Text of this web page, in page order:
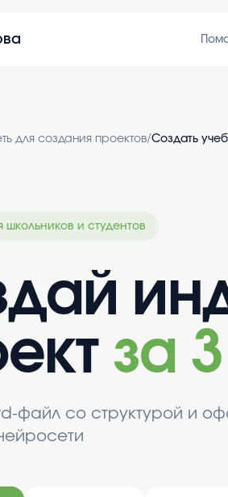
для создания проектов/Создать
школьников и студентов
за
файл со структурой и